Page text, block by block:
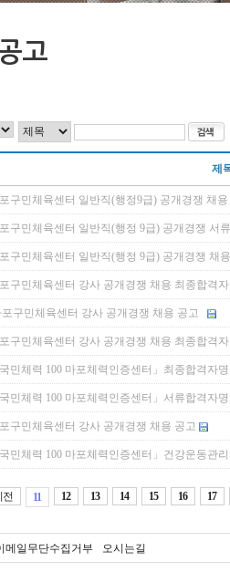
고
제
구민체육센터 일반직(행정9급) 공개경쟁 채
구민체육센터 일반직(행정 9급) 공개경쟁 서
구민체육센터 일반직(행정 9급) 공개경쟁 채
구민체육센터 강사 공개경쟁 채용 최종합격
포구민체육센터 강사 공개경쟁 채용 공고
구민체육센터 강사 공개경쟁 채용 최종합격
국민체력 100 마포체력인증센터」최종합격자
국민체력 100 마포체력인증센터」서류합격자
구민체육센터 강사 공개경쟁 채용 공고
국민체력 100 마포체력인증센터」건강운동관
전 11 12 13 14 15 16 17
메일무단수집거부 오시는길